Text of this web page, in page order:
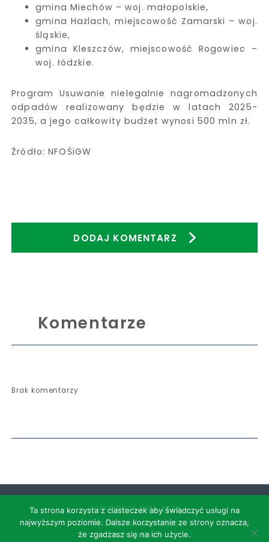
gmina Miechów – woj. małopolskie,
gmina Hażlach, miejscowość Zamarski – woj.
śląskie,
gmina Kleszczów, miejscowość Rogowiec –
woj. łódzkie.
Program Usuwanie nielegalnie nagromadzonych
odpadów realizowany będzie w latach 2025-
2035, a jego całkowity budżet wynosi 500 mln zł.
Źródło: NFOŚiGW
DODAJ KOMENTARZ
Komentarze
Brak komentarzy
COPYRIGHTS APRA2026
POLITYKA PRYWATNOŚCI
REGULAMIN
Ta strona korzysta z ciasteczek aby świadczyć usługi na
najwyższym poziomie. Dalsze korzystanie ze strony oznacza,
że zgadzasz się na ich użycie.